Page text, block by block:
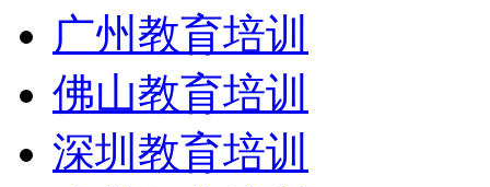
广州教育培训
佛山教育培训
深圳教育培训